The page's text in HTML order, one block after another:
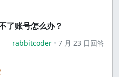
账号怎么办？
rabbitcoder 7 月 23 日回答